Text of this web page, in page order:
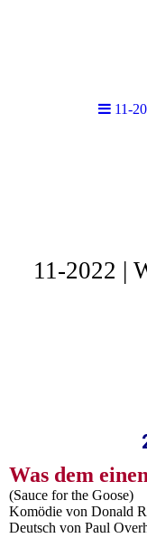
11-2022 |
Was dem
(Sauce for the Goose)
Komödie von Donald
Deutsch von Paul
11-